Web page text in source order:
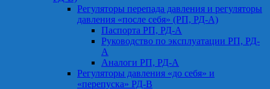
Регуляторы перепада давления и регуляторы
давления «после себя» (РП, РД-А)
Паспорта РП, РД-А
Руководство по эксплуатации РП, РД-
А
Аналоги РП, РД-А
Регуляторы давления «до себя» и
«перепуска» РД-В